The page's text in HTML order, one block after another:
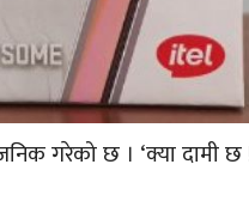
गरेको छ । ‘क्या दामी छ